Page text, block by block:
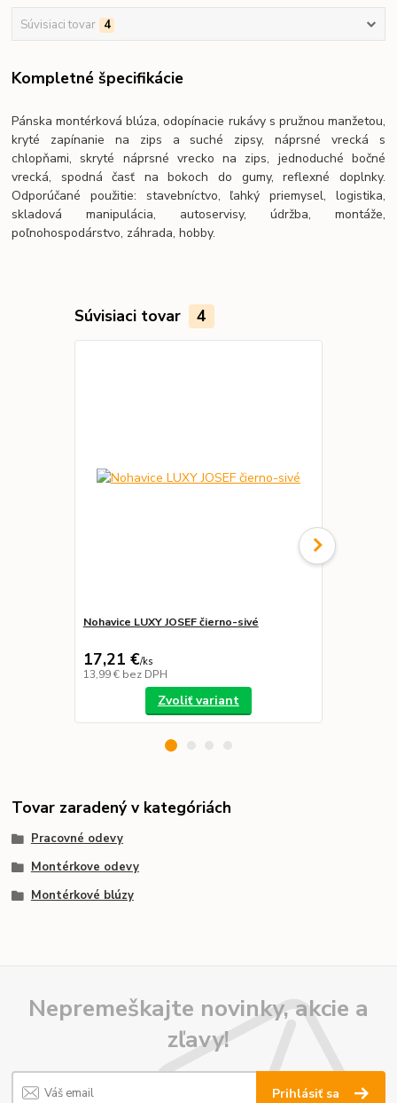
Súvisiaci tovar 4
Kompletné špecifikácie
Pánska montérková blúza, odopínacie rukávy s pružnou manžetou,
kryté zapínanie na zips a suché zipsy, náprsné vrecká s
chlopňami, skryté náprsné vrecko na zips, jednoduché bočné
vrecká, spodná časť na bokoch do gumy, reflexné doplnky.
Odporúčané použitie: stavebníctvo, ľahký priemysel, logistika,
skladová manipulácia, autoservisy, údržba, montáže,
poľnohospodárstvo, záhrada, hobby.
Súvisiaci tovar 4
Nohavice LUXY JOSEF čierno-sivé
17,21 €/ks
13,99 € bez DPH
Zvoliť variant
Tovar zaradený v kategóriách
Pracovné odevy
Montérkove odevy
Montérkové blúzy
Nepremeškajte novinky, akcie a
zľavy!
Prihlásiť sa